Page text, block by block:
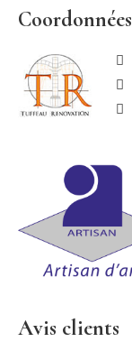
Coordonnées
Avis clients